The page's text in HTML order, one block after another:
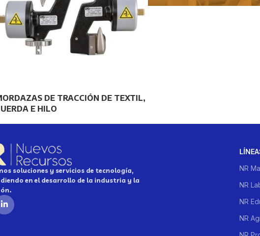
DE TRACCIÓN DE TEXTIL,
E HILO
soluciones y servicios de tecnología,
en el desarrollo de la industria y la
NR
NR
NR
NR